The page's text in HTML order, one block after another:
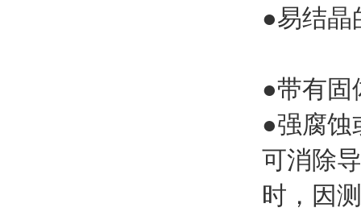
●易结晶
●带有固
●强腐蚀
可消除
时，因